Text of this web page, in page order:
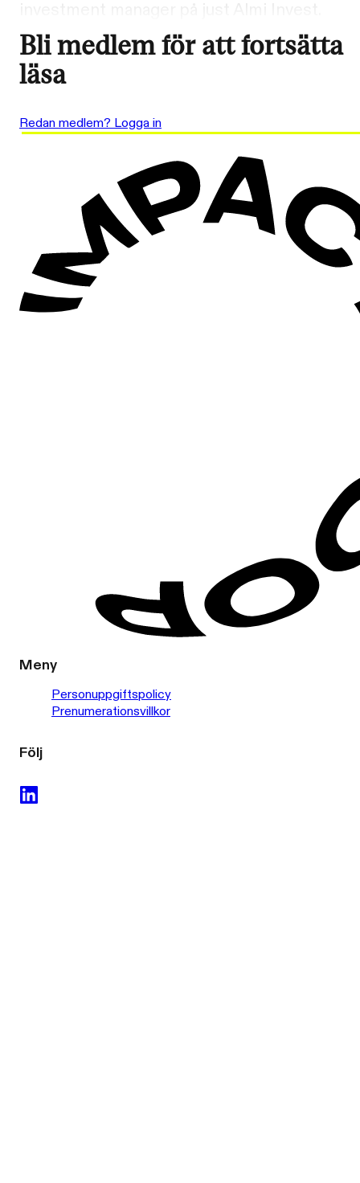
Bli medlem för att fortsätta
läsa
Redan medlem? Logga in
Meny
Personuppgiftspolicy
Prenumerationsvillkor
Följ